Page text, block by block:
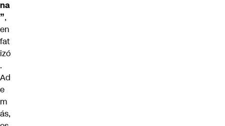
na
”,
en
fat
izó
.
Ad
e
m
ás,